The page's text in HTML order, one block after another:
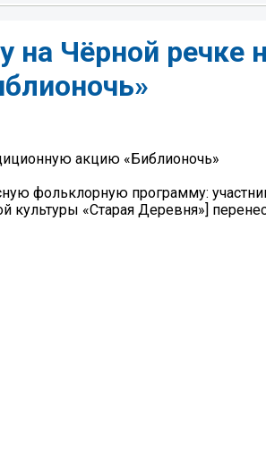
на Чёрной речке
акцию «Библионочь»
фольклорную программу:
«Старая Деревня»]